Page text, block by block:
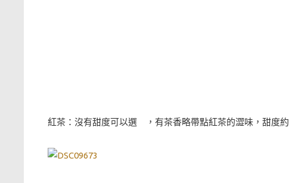
紅茶：沒有甜度可以選 ，有茶香略帶點紅茶的澀味，甜度